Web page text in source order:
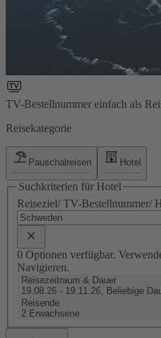
TV-Bestellnummer einfach als
Reisekategorie
Pauschalreisen Hotel
Suchkriterien für Hotel
Reiseziel/ TV-Bestellnummer/
0 Optionen verfügbar.
Navigieren.
Reisezeitraum & Dauer
19.08.26 - 19.11.26, Beliebige
Reisende
2 Erwachsene